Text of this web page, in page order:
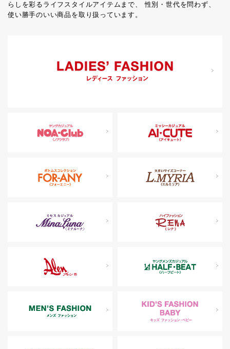
らしを彩るライフスタイルアイテムまで、
性別・世代を問わず、
使い勝手のいい商品を取り扱っています。